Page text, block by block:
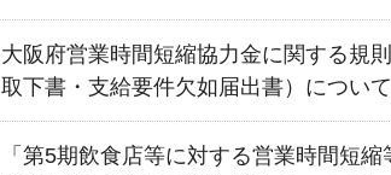
大阪府営業時間短縮協力金に関する規
取下書・支給要件欠如届出書）について
「第5期飲食店等に対する営業時間短